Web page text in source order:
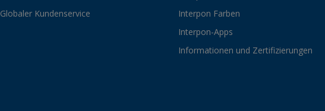
Globaler Kundenservice
Interpon Farben
Interpon-Apps
Informationen und Zertifizierungen